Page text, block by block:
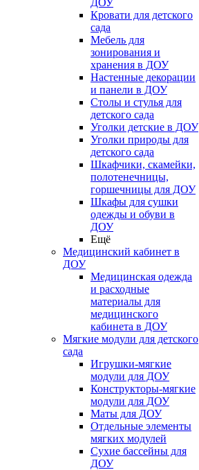
ДОУ
Кровати для детского
сада
Мебель для
зонирования и
хранения в ДОУ
Настенные декорации
и панели в ДОУ
Столы и стулья для
детского сада
Уголки детские в ДОУ
Уголки природы для
детского сада
Шкафчики, скамейки,
полотенечницы,
горшечницы для ДОУ
Шкафы для сушки
одежды и обуви в
ДОУ
Ещё
Медицинский кабинет в
ДОУ
Медицинская одежда
и расходные
материалы для
медицинского
кабинета в ДОУ
Мягкие модули для детского
сада
Игрушки-мягкие
модули для ДОУ
Конструкторы-мягкие
модули для ДОУ
Маты для ДОУ
Отдельные элементы
мягких модулей
Сухие бассейны для
ДОУ